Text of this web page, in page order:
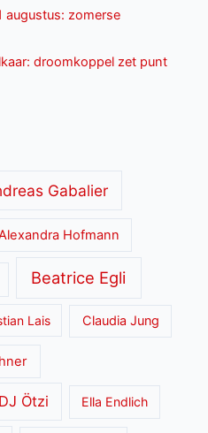
augustus: zomerse
droomkoppel zet punt
Gabalier
Hofmann
Beatrice Egli
Lais Claudia Jung
DJ Ötzi Ella Endlich